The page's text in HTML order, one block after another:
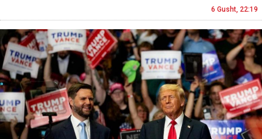
6 Gusht, 22:19